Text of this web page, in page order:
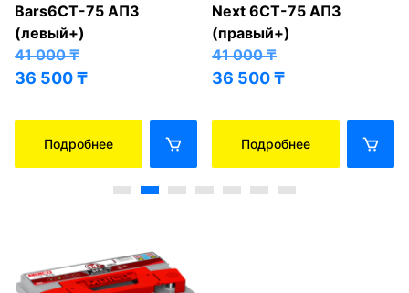
Bars6СТ-75 АПЗ
(левый+)
41 000₸
36 500₸
Подробнее
Next 6СТ-75 АПЗ
(правый+)
41 000₸
36 500₸
Подробнее